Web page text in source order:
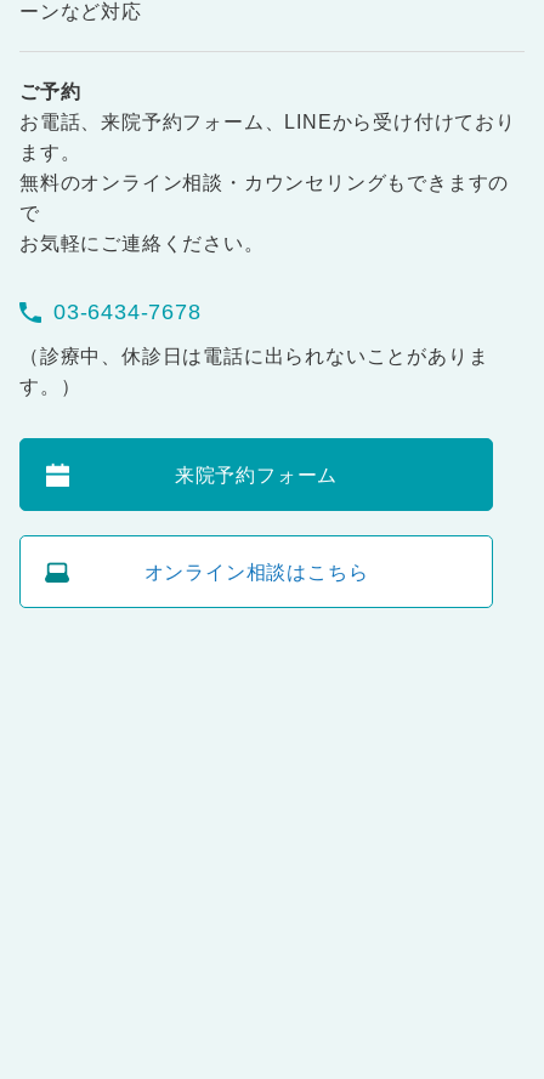
ーンなど対応
ご予約
お電話、来院予約フォーム、LINEから受け付けており
ます。
無料のオンライン相談・カウンセリングもできますの
で
お気軽にご連絡ください。
03-6434-7678
（診療中、休診日は電話に出られないことがありま
す。）
来院予約フォーム
オンライン相談はこちら